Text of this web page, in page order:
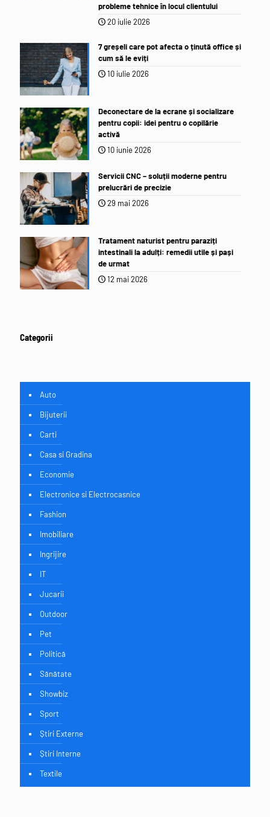
probleme tehnice în locul clientului
20 iulie 2026
7 greșeli care pot afecta o ținută office și
cum să le eviți
10 iulie 2026
Deconectare de la ecrane și socializare
pentru copii: idei pentru o copilărie
activă
10 iunie 2026
Servicii CNC – soluții moderne pentru
prelucrări de precizie
29 mai 2026
Tratament naturist pentru paraziți
intestinali la adulți: remedii utile și pași
de urmat
12 mai 2026
Categorii
Auto
Bijuterii
Carti
Casa si Gradina
Economie
Electronice si Electrocasnice
Fashion
Imobiliare
Ingrijire
IT
Jucarii
Outdoor
Pet
Politică
Sănătate
Showbiz
Sport
Știri Externe
Știri Interne
Textile